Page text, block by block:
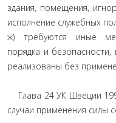
здания, помещения,
исполнение служебных
ж) требуются иные
порядка и
реализованы без
Глава 24 УК Швеции
случаи применения силы